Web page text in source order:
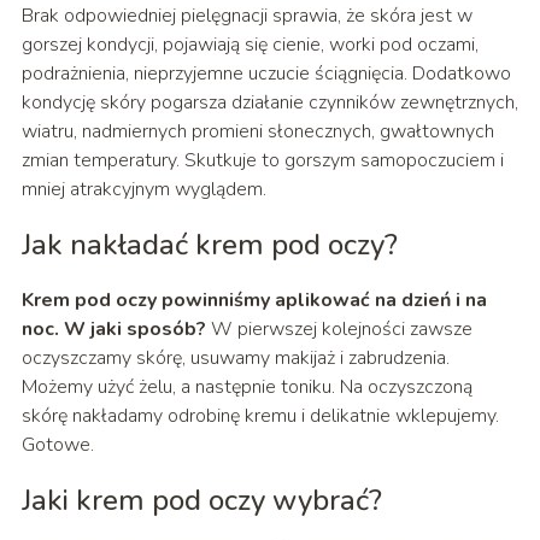
Brak odpowiedniej pielęgnacji sprawia, że skóra jest w
gorszej kondycji, pojawiają się cienie, worki pod oczami,
podrażnienia, nieprzyjemne uczucie ściągnięcia. Dodatkowo
kondycję skóry pogarsza działanie czynników zewnętrznych,
wiatru, nadmiernych promieni słonecznych, gwałtownych
zmian temperatury. Skutkuje to gorszym samopoczuciem i
mniej atrakcyjnym wyglądem.
Jak nakładać krem pod oczy?
Krem pod oczy powinniśmy aplikować na dzień i na
noc. W jaki sposób? W pierwszej kolejności zawsze
oczyszczamy skórę, usuwamy makijaż i zabrudzenia.
Możemy użyć żelu, a następnie toniku. Na oczyszczoną
skórę nakładamy odrobinę kremu i delikatnie wklepujemy.
Gotowe.
Jaki krem pod oczy wybrać?